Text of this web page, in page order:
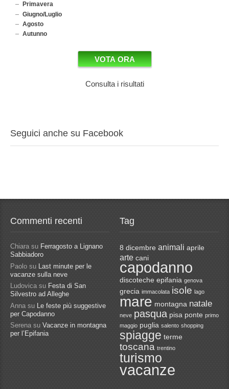
Primavera
Giugno/Luglio
Agosto
Autunno
Consulta i risultati
Seguici anche su Facebook
Commenti recenti
Chiarasu Ferragosto a Lignano
Sabbiadoro
Paolo su
Last minute per le
vacanze sulla neve
Ludovica su Festa di San
Silvestro ad Alleghe
Anna su
Le feste più suggestive
per Capodanno
Serena su Vacanze in montagna
per l’Epifania
Tag
8 dicembre animali aprile
arte cani
capodanno
discoteche epifania genova
grecia immacolata isole lago
mare montagna natale
neve pasqua pisa ponte primo
maggio puglia salento shopping
spiagge terme
toscana trentino
turismo
vacanze